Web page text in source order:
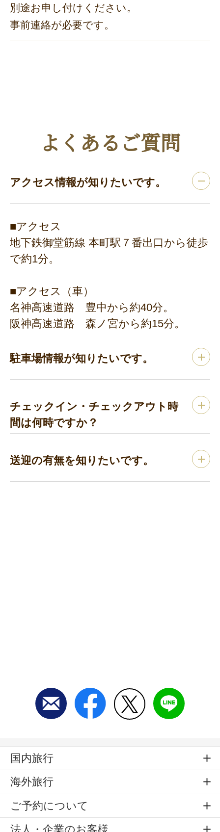
別途お申し付けください。
事前連絡が必要です。
よくあるご質問
アクセス情報が知りたいです。
■アクセス
地下鉄御堂筋線 本町駅７番出口から徒歩
で約1分。
■アクセス（車）
名神高速道路 豊中から約40分。
阪神高速道路 森ノ宮から約15分。
駐車場情報が知りたいです。
チェックイン・チェックアウト時
間は何時ですか？
送迎の有無を知りたいです。
国内旅行
海外旅行
ご予約について
法人・企業のお客様